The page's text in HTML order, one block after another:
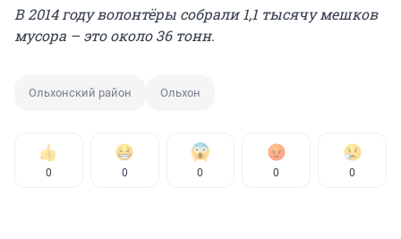
В 2014 году волонтёры собрали 1,1 тысячу мешков
мусора – это около 36 тонн.
Ольхонский район Ольхон
0 0 0 0 0